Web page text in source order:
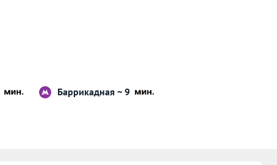
Баррикадная ~ 9